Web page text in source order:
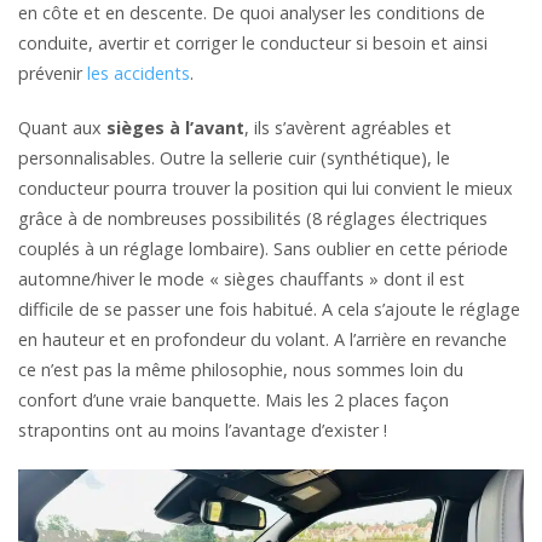
en côte et en descente. De quoi analyser les conditions de
conduite, avertir et corriger le conducteur si besoin et ainsi
prévenirles accidents.
Quant aux sièges à l’avant, ils s’avèrent agréables et
personnalisables. Outre la sellerie cuir (synthétique), le
conducteur pourra trouver la position qui lui convient le mieux
grâce à de nombreuses possibilités (8 réglages électriques
couplés à un réglage lombaire). Sans oublier en cette période
automne/hiver le mode « sièges chauffants » dont il est
difficile de se passer une fois habitué. A cela s’ajoute le réglage
en hauteur et en profondeur du volant. A l’arrière en revanche
ce n’est pas la même philosophie, nous sommes loin du
confort d’une vraie banquette. Mais les 2 places façon
strapontins ont au moins l’avantage d’exister !